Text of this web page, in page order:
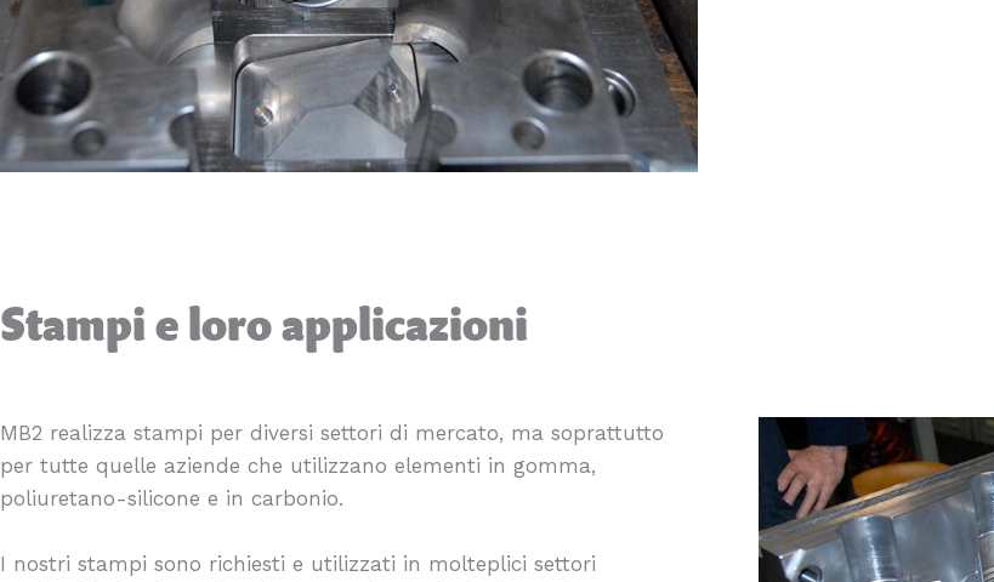
Stampi e loro applicazioni
MB2 realizza stampi per diversi settori di mercato, ma soprattutto
per tutte quelle aziende che utilizzano elementi in gomma,
poliuretano-silicone e in carbonio.
I nostri stampi sono richiesti e utilizzati in molteplici settori